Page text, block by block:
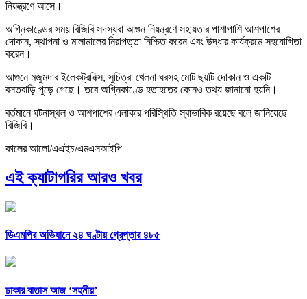
নিয়ন্ত্রণে আসে।
অগ্নিকাণ্ডের সময় বিজিবি সদস্যরা আগুন নিয়ন্ত্রণে সহায়তার পাশাপাশি আশপাশের
দোকান, স্থাপনা ও মালামালের নিরাপত্তা নিশ্চিত করেন এবং উদ্ধার কার্যক্রমে সহযোগিতা
করেন।
আগুনে মজুমদার ইলেকট্রনিক্স, সুচিত্রা খেলনা ঘরসহ মোট ছয়টি দোকান ও একটি
বসতবাড়ি পুড়ে গেছে। তবে অগ্নিকাণ্ডে হতাহতের কোনও তথ্য জানানো হয়নি।
বর্তমানে ঘটনাস্থল ও আশপাশের এলাকার পরিস্থিতি স্বাভাবিক রয়েছে বলে জানিয়েছে
বিজিবি।
কালের আলো/এএইচ/এমএসআইপি
এই ক্যাটাগরির আরও খবর
ডিএমপির অভিযানে ২৪ ঘণ্টায় গ্রেপ্তার ৪৮৫
ঢাকার বাতাস আজ ‘সহনীয়’